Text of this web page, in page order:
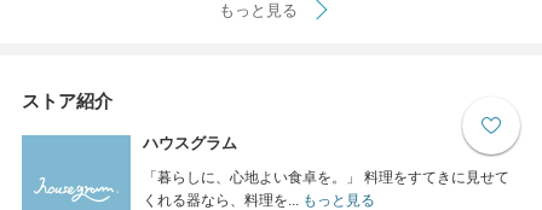
もっと見る
ストア紹介
ハウスグラム
「暮らしに、心地よい食卓を。」 料理をすてきに見せて
くれる器なら、料理を...もっと見る